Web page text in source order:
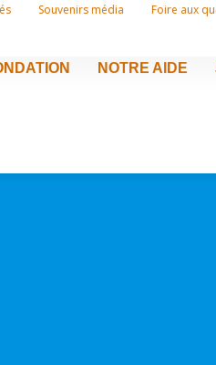
Souvenirs média Foire aux
NOTRE AIDE